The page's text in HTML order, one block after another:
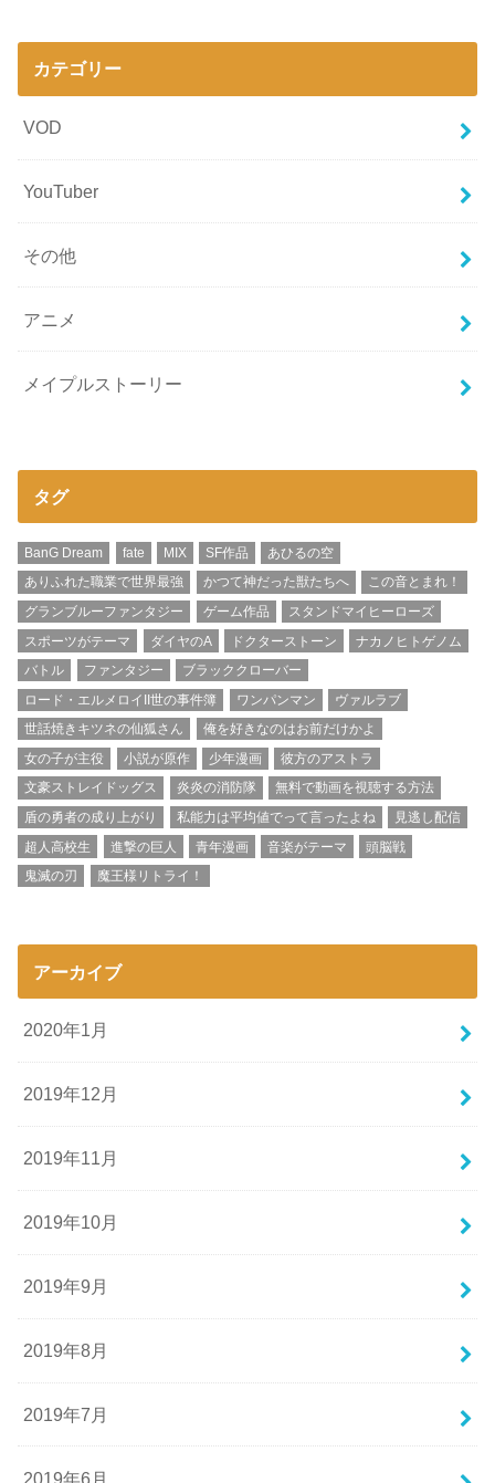
カテゴリー
VOD
YouTuber
その他
アニメ
メイプルストーリー
タグ
BanG Dream fate MIX SF作品
あひるの空
ありふれた職業で世界最強
かつて神だった獣たちへ
この音とまれ！
グランブルーファンタジー
ゲーム作品
スタンドマイヒーローズ
スポーツがテーマ
ダイヤのA ドクターストーン
ナカノヒトゲノム
バトル
ファンタジー
ブラッククローバー
ロード・エルメロイII世の事件簿
ワンパンマン
ヴァルラブ
世話焼きキツネの仙狐さん
俺を好きなのはお前だけかよ
女の子が主役
小説が原作 少年漫画
彼方のアストラ
文豪ストレイドッグス
炎炎の消防隊
無料で動画を視聴する方法
盾の勇者の成り上がり
私能力は平均値でって言ったよね
見逃し配信
超人高校生
進撃の巨人 青年漫画 音楽がテーマ
頭脳戦
鬼滅の刃
魔王様リトライ！
アーカイブ
2020年1月
2019年12月
2019年11月
2019年10月
2019年9月
2019年8月
2019年7月
2019年6月